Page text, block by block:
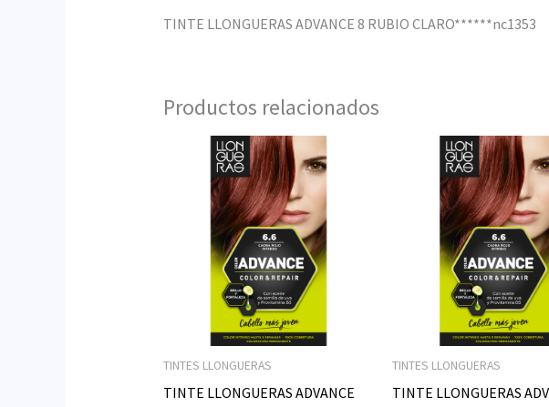
TINTE LLONGUERAS ADVANCE 8 RUBIO CLARO******nc1353
Productos relacionados
TINTES LLONGUERAS
TINTE LLONGUERAS ADVANCE
TINTES LLONGUERAS
TINTE LLONGUERAS